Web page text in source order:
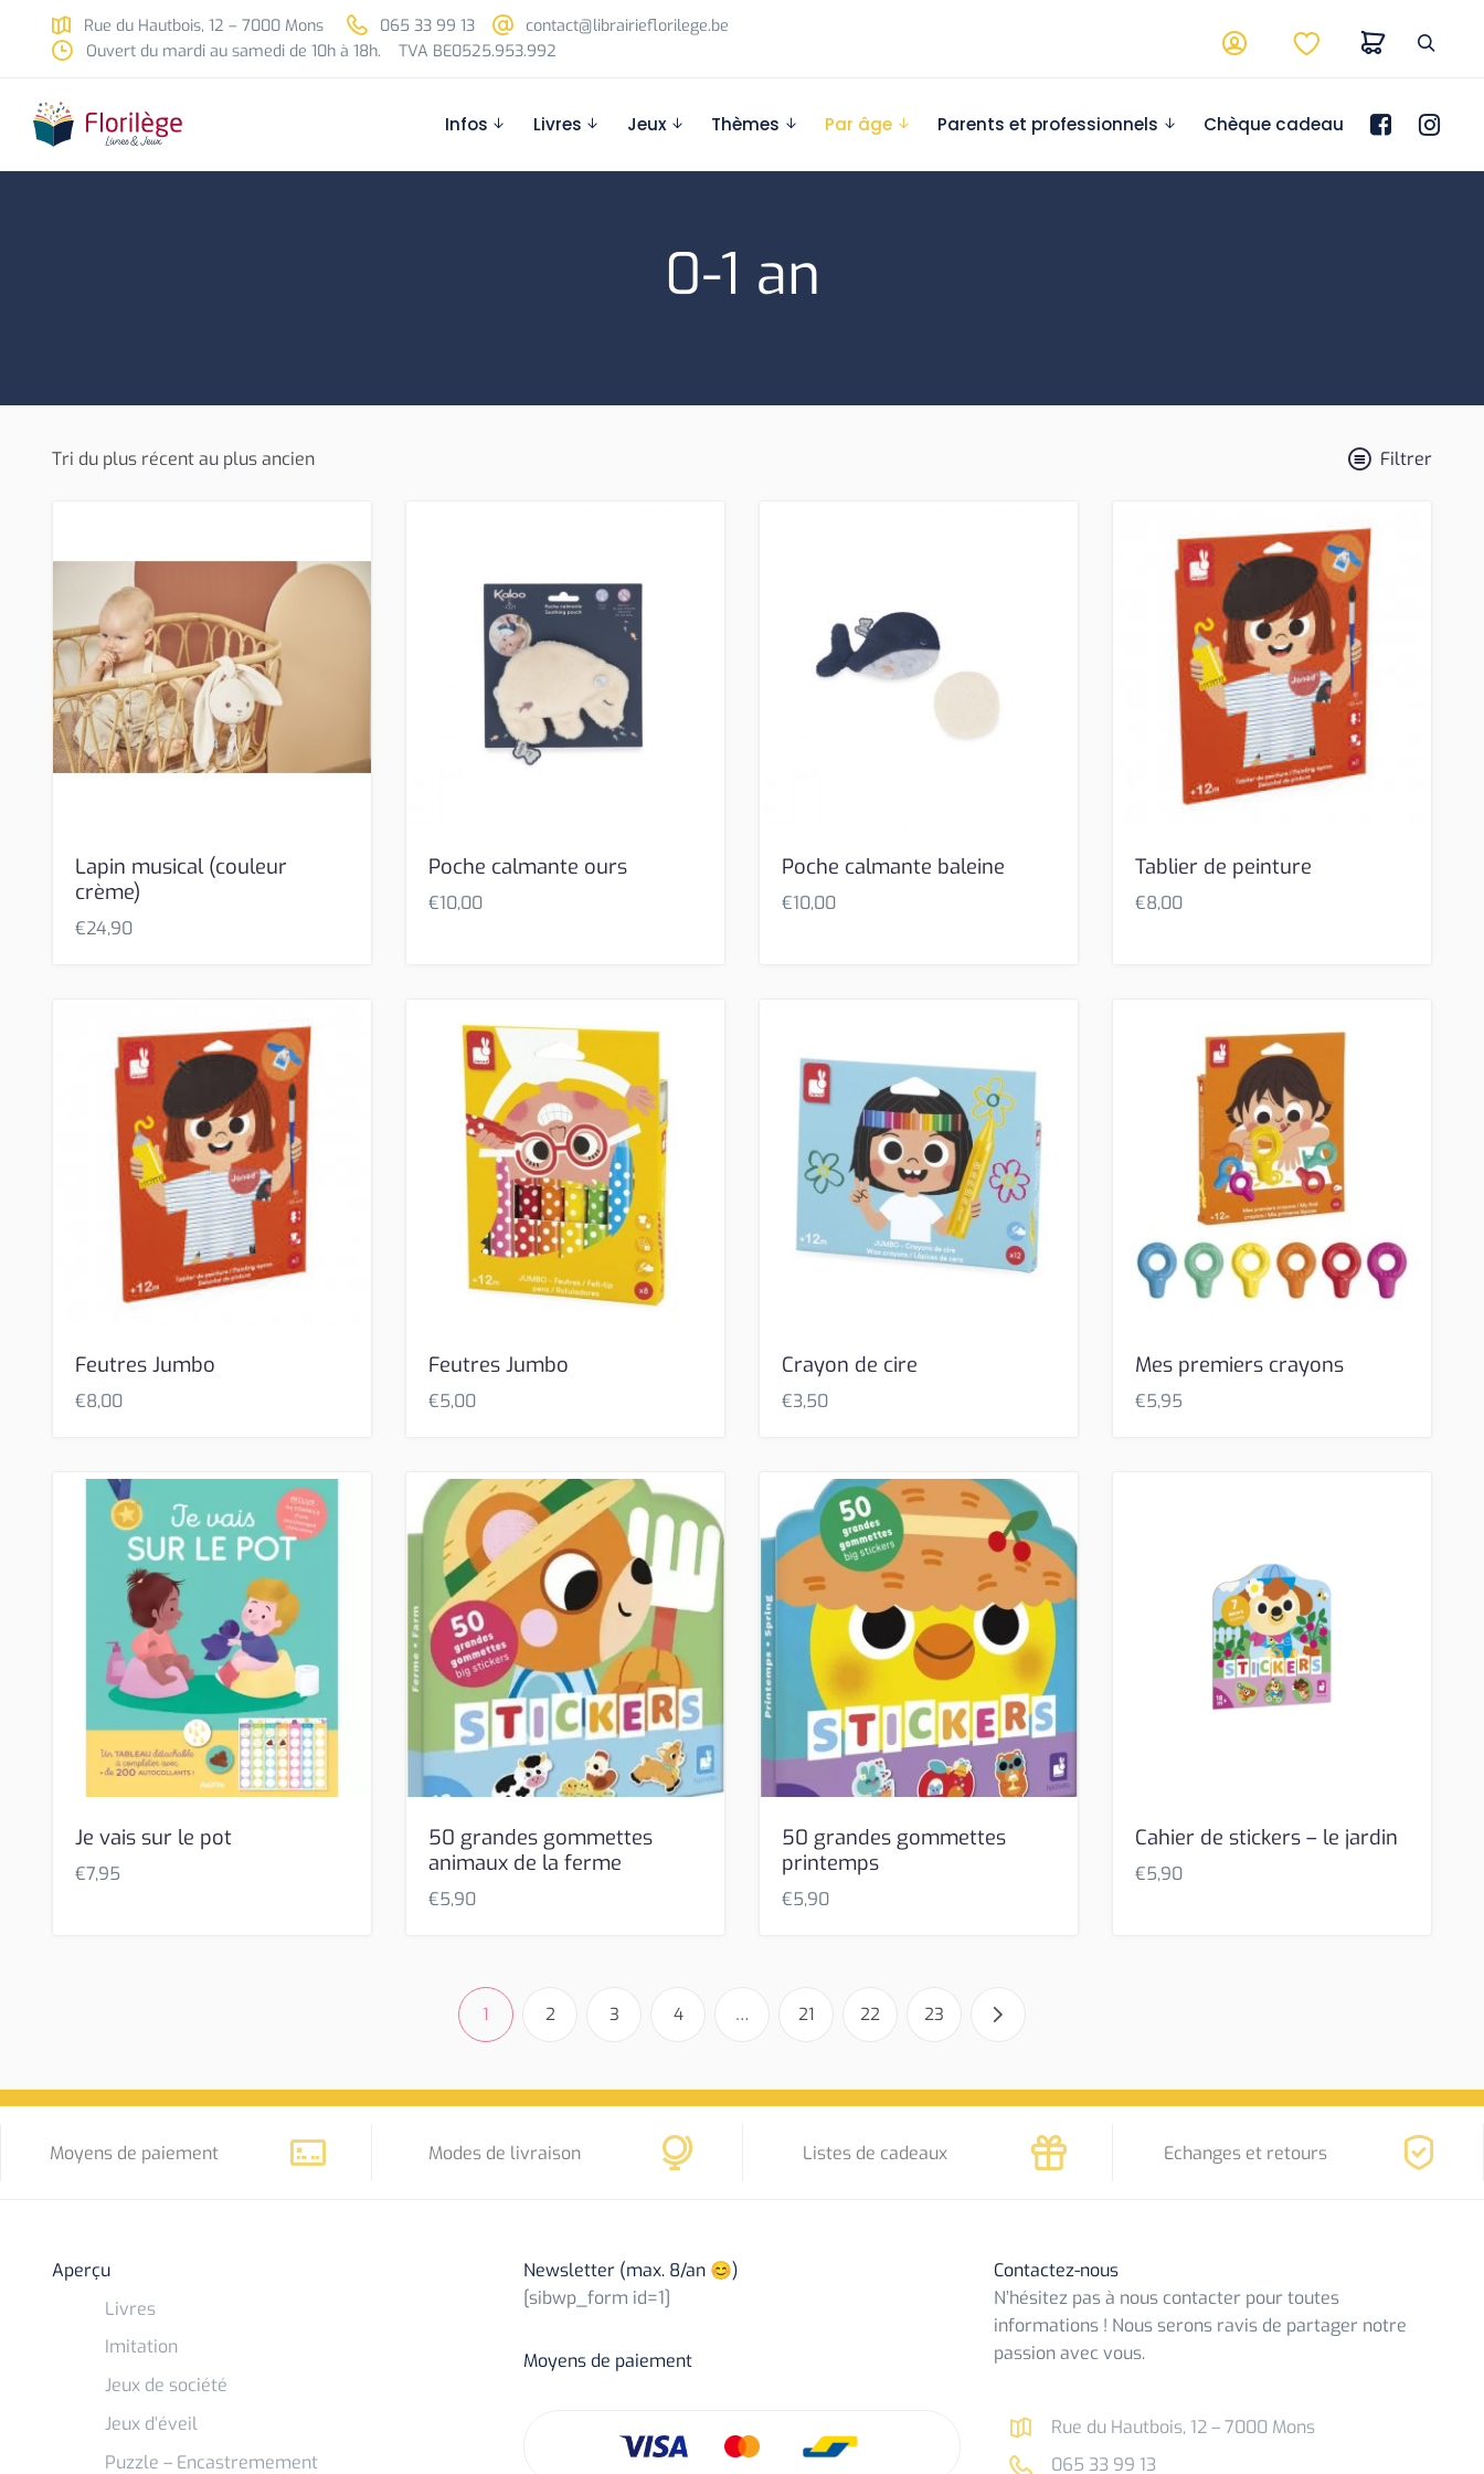
Skip to main content
Rue du Hautbois, 12 – 7000 Mons 065 33 99 13
contact@librairieflorilege.be
Ouvert du mardi au samedi de 10h à 18h.
TVA BE0525.953.992
Infos Livres Jeux Thèmes Par âge Parents et professionnels Chèque cadeau
0-1 an
Filtrer
Lapin musical (couleur
crème)
€24,90
Poche calmante ours
€10,00
Poche calmante baleine
€10,00
Tablier de peinture
€8,00
Feutres Jumbo
€8,00
Feutres Jumbo
€5,00
Crayon de cire
€3,50
Mes premiers crayons
€5,95
Je vais sur le pot
€7,95
50 grandes gommettes
animaux de la ferme
€5,90
50 grandes gommettes
printemps
€5,90
Cahier de stickers – le jardin
€5,90
1 2 3 4 … 21 22 23
Moyens de paiement Modes de livraison Listes de cadeaux Echanges et retours
Aperçu
Livres
Imitation
Jeux de société
Jeux d’éveil
Puzzle – Encastremement
Newsletter (max. 8/an 😊)
[sibwp_form id=1]
Moyens de paiement
Contactez-nous
N’hésitez pas à nous contacter pour toutes
informations ! Nous serons ravis de partager notre
passion avec vous.
Rue du Hautbois, 12 – 7000 Mons
065 33 99 13